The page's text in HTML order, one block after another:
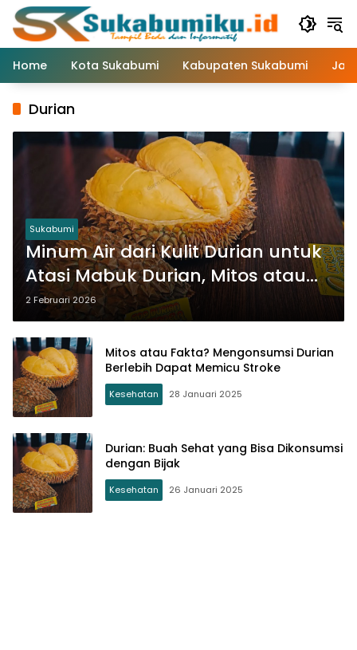
Langsung
konten
Home
Kota Sukabumi Kabupaten Sukabumi
Durian
Sukabumi
Minum Air dari Kulit Durian untuk
Atasi Mabuk Durian, Mitos atau
Fakta?
2 Februari 2026
Mitos atau Fakta? Mengonsumsi Durian
Berlebih Dapat Memicu Stroke
Kesehatan 28 Januari 2025
Durian: Buah Sehat yang Bisa Dikonsumsi
dengan Bijak
Kesehatan 26 Januari 2025